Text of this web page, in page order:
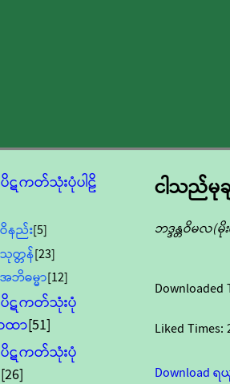
ပိဋကတ်သုံးပုံပါဠိ
ဝိနည်း[5]
သုတ္တန်[23]
အဘိဓမ္မာ[12]
ပိဋကတ်သုံးပုံ
ထာ[51]
ပိဋကတ်သုံးပုံ
[26]
ငါသည်မု
ဘဒ္ဒန္တဝိမလ
Downloaded
Liked Times:
Download